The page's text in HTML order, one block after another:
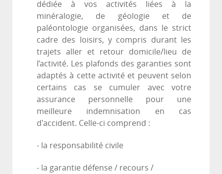
dédiée à vos activités liées à la
minéralogie, de géologie et de
paléontologie organisées, dans le strict
cadre des loisirs, y compris durant les
trajets aller et retour domicile/lieu de
l’activité. Les plafonds des garanties sont
adaptés à cette activité et peuvent selon
certains cas se cumuler avec votre
assurance personnelle pour une
meilleure indemnisation en cas
d'accident. Celle-ci comprend :
- la responsabilité civile
- la garantie défense / recours /